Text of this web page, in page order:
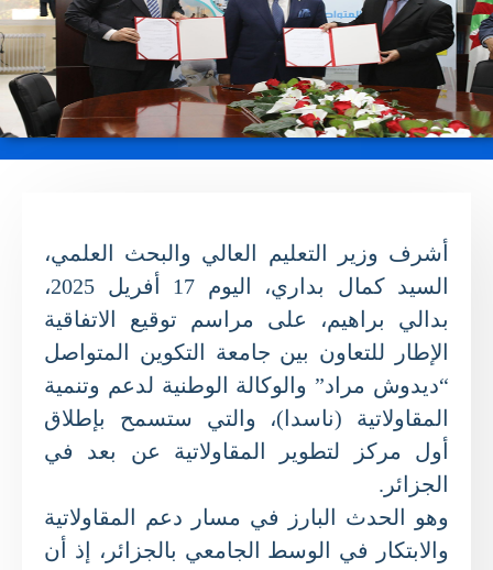
أشرف وزير التعليم العالي والبحث العلمي،
السيد كمال بداري، اليوم 17 أفريل 2025،
بدالي براهيم، على مراسم توقيع الاتفاقية
الإطار للتعاون بين جامعة التكوين المتواصل
“ديدوش مراد” والوكالة الوطنية لدعم وتنمية
المقاولاتية (ناسدا)، والتي ستسمح بإطلاق
أول مركز لتطوير المقاولاتية عن بعد في
الجزائر.
وهو الحدث البارز في مسار دعم المقاولاتية
والابتكار في الوسط الجامعي بالجزائر، إذ أن